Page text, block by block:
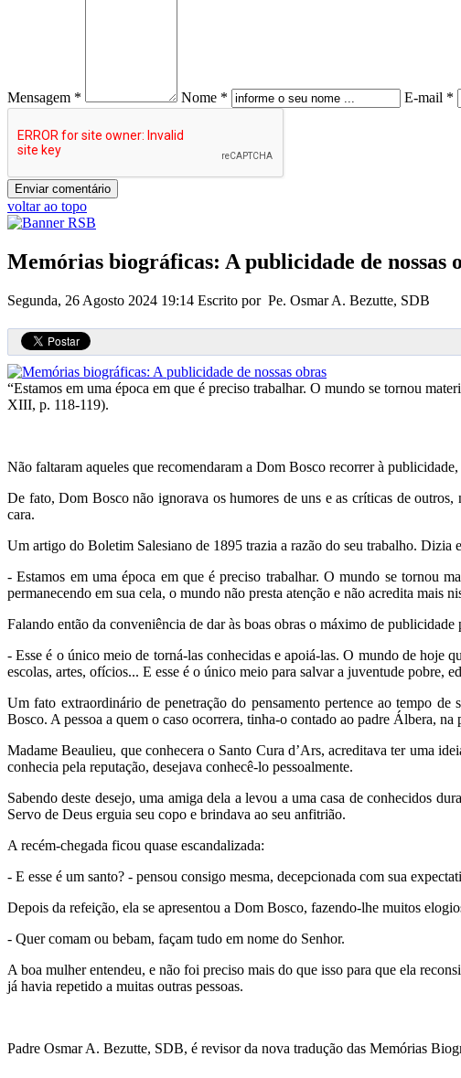
Mensagem * Nome * E-mail *
voltar ao topo
Memórias biográficas: A publicidade de nossas
Segunda, 26 Agosto 2024 19:14 Escrito por Pe. Osmar A. Bezutte, SDB
“Estamos em uma época em que é preciso trabalhar. O mundo se tornou
XIII, p. 118-119).
Não faltaram aqueles que recomendaram a Dom Bosco recorrer à
De fato, Dom Bosco não ignorava os humores de uns e as críticas de outros,
cara.
Um artigo do Boletim Salesiano de 1895 trazia a razão do seu trabalho. Dizia
- Estamos em uma época em que é preciso trabalhar. O mundo se tornou
permanecendo em sua cela, o mundo não presta atenção e não acredita mais
Falando então da conveniência de dar às boas obras o máximo de publicidade
- Esse é o único meio de torná-las conhecidas e apoiá-las. O mundo de hoje
escolas, artes, ofícios... E esse é o único meio para salvar a juventude pobre,
Um fato extraordinário de penetração do pensamento pertence ao tempo
Bosco. A pessoa a quem o caso ocorrera, tinha-o contado ao padre Álbera, na
Madame Beaulieu, que conhecera o Santo Cura d’Ars, acreditava ter uma
conhecia pela reputação, desejava conhecê-lo pessoalmente.
Sabendo deste desejo, uma amiga dela a levou a uma casa de conhecidos
Servo de Deus erguia seu copo e brindava ao seu anfitrião.
A recém-chegada ficou quase escandalizada:
- E esse é um santo? - pensou consigo mesma, decepcionada com sua
Depois da refeição, ela se apresentou a Dom Bosco, fazendo-lhe muitos
- Quer comam ou bebam, façam tudo em nome do Senhor.
A boa mulher entendeu, e não foi preciso mais do que isso para que ela
já havia repetido a muitas outras pessoas.
Padre Osmar A. Bezutte, SDB, é revisor da nova tradução das Memórias